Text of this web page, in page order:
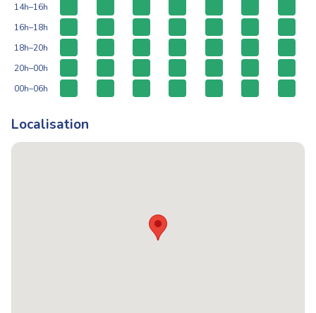
14h–16h
16h–18h
18h–20h
20h–00h
00h–06h
Localisation